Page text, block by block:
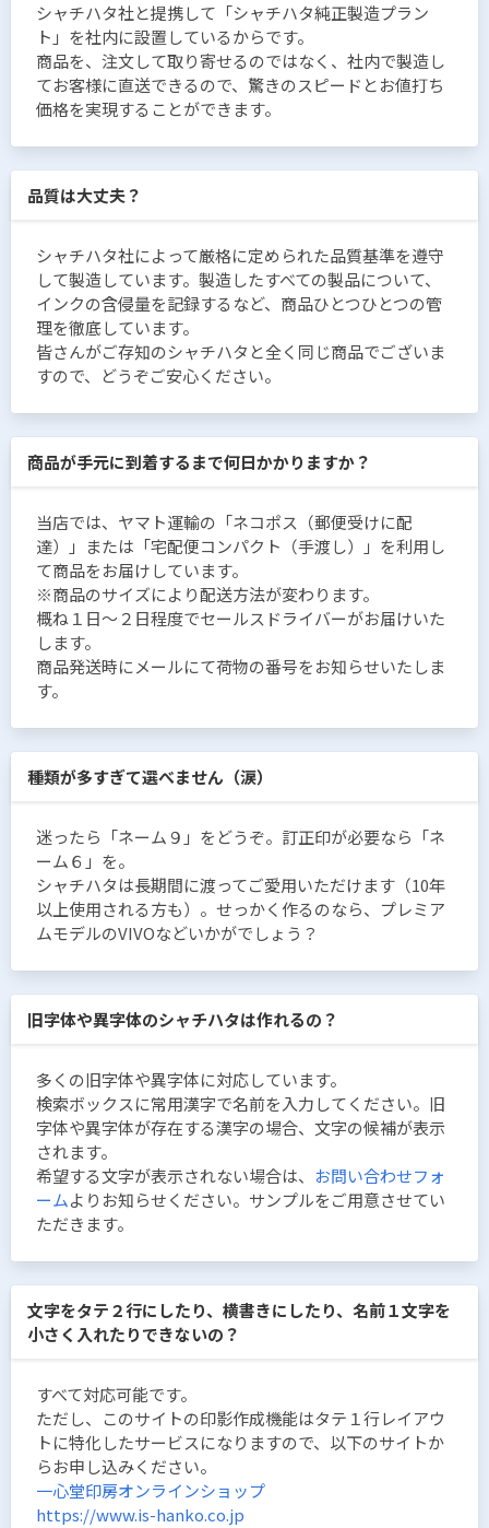
シャチハタ社と提携して「シャチハタ純正製造プラン
ト」を社内に設置しているからです。
商品を、注文して取り寄せるのではなく、社内で製造し
てお客様に直送できるので、驚きのスピードとお値打ち
価格を実現することができます。
品質は大丈夫？
シャチハタ社によって厳格に定められた品質基準を遵守
して製造しています。製造したすべての製品について、
インクの含侵量を記録するなど、商品ひとつひとつの管
理を徹底しています。
皆さんがご存知のシャチハタと全く同じ商品でございま
すので、どうぞご安心ください。
商品が手元に到着するまで何日かかりますか？
当店では、ヤマト運輸の「ネコポス（郵便受けに配
達）」または「宅配便コンパクト（手渡し）」を利用し
て商品をお届けしています。
※商品のサイズにより配送方法が変わります。
概ね１日〜２日程度でセールスドライバーがお届けいた
します。
商品発送時にメールにて荷物の番号をお知らせいたしま
す。
種類が多すぎて選べません（涙）
迷ったら「ネーム９」をどうぞ。訂正印が必要なら「ネ
ーム６」を。
シャチハタは長期間に渡ってご愛用いただけます（10年
以上使用される方も）。せっかく作るのなら、プレミア
ムモデルのVIVOなどいかがでしょう？
旧字体や異字体のシャチハタは作れるの？
多くの旧字体や異字体に対応しています。
検索ボックスに常用漢字で名前を入力してください。旧
字体や異字体が存在する漢字の場合、文字の候補が表示
されます。
希望する文字が表示されない場合は、 お問い合わせフォ
ームよりお知らせください。サンプルをご用意させてい
ただきます。
文字をタテ２行にしたり、横書きにしたり、名前１文字を
小さく入れたりできないの？
すべて対応可能です。
ただし、このサイトの印影作成機能はタテ１行レイアウ
トに特化したサービスになりますので、以下のサイトか
らお申し込みください。
一心堂印房オンラインショップ
https://www.is-hanko.co.jp